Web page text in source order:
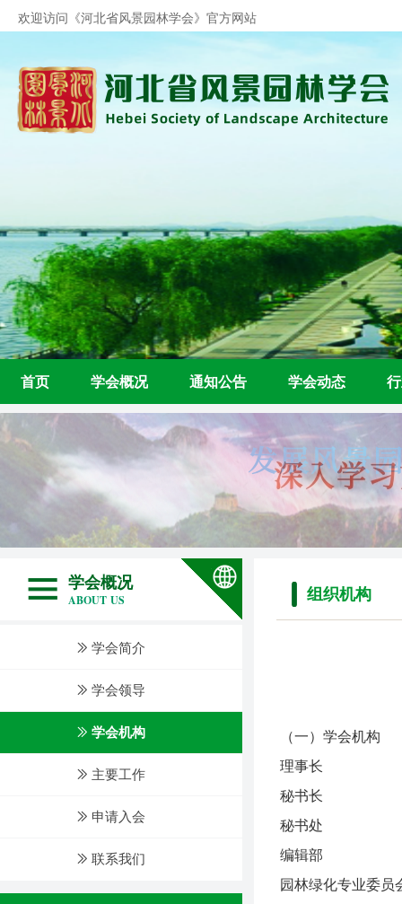
欢迎访问《河北省风景园林学会》官方网站
首页 学会概况 通知公告 学会动态
组织机构
（一）学会机构
理事长
秘书长
秘书处
编辑部
园林绿化专业委员
ꅀ 学会简介
ꅀ 学会领导
ꅀ 学会机构
ꅀ 主要工作
ꅀ 申请入会
ꅀ 联系我们
学会概况
ABOUT US